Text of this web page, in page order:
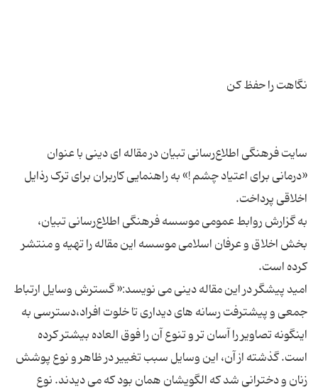
سایت فرهنگی اطلاع‌رسانی تبیان در مقاله ای دینی با عنوان
«درمانی برای اعتیاد چشم !» به راهنمایی کاربران برای ترک رذایل
به گزارش روابط عمومی موسسه فرهنگی اطلاع‌رسانی تبیان،
بخش اخلاق و عرفان اسلامی موسسه این مقاله را تهیه و منتشر
امید پیشگر در این مقاله دینی می نویسد:« گسترش وسایل ارتباط
جمعی و پیشترفت رسانه های دیداری تا خلوت افراد،دسترسی به
اینگونه تصاویر را آسان تر و تنوع آن را فوق العاده بیشتر کرده
است. گذشته از آن، این وسایل سبب تغییر در ظاهر و نوع پوشش
زنان و دخترانی شد که الگویشان همان بود که می دیدند. نوع